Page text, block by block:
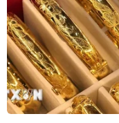
Từ Quảng Ninh
động ứng phó với
07/08/2026 08:21
Hạn hán nghiêm